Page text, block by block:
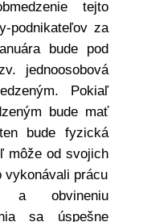
tejto
podnikateľov za
bude pod
jednoosobová
Pokiaľ
bude mať
bude fyzická
môže od svojich
vykonávali prácu
a obvineniu
sa úspešne